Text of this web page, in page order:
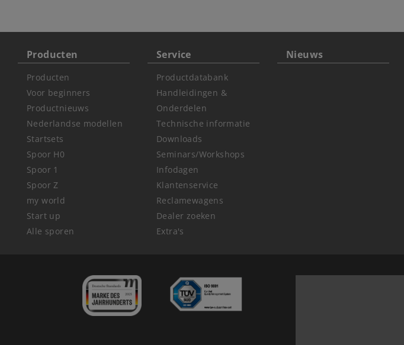
Producten
Producten
Voor beginners
Productnieuws
Nederlandse modellen
Startsets
Spoor H0
Spoor 1
Spoor Z
my world
Start up
Alle sporen
Service
Productdatabank
Handleidingen &
Onderdelen
Technische informatie
Downloads
Seminars/Workshops
Infodagen
Klantenservice
Reclamewagens
Dealer zoeken
Extra's
Nieuws